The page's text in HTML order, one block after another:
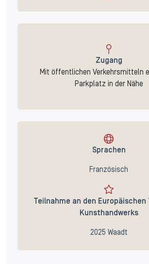
Zugang
Mit öffentlichen Verkehrsmitteln
Parkplatz in der Nähe
Sprachen
Französisch
Teilnahme an den Europäischen
Kunsthandwerks
2025 Waadt